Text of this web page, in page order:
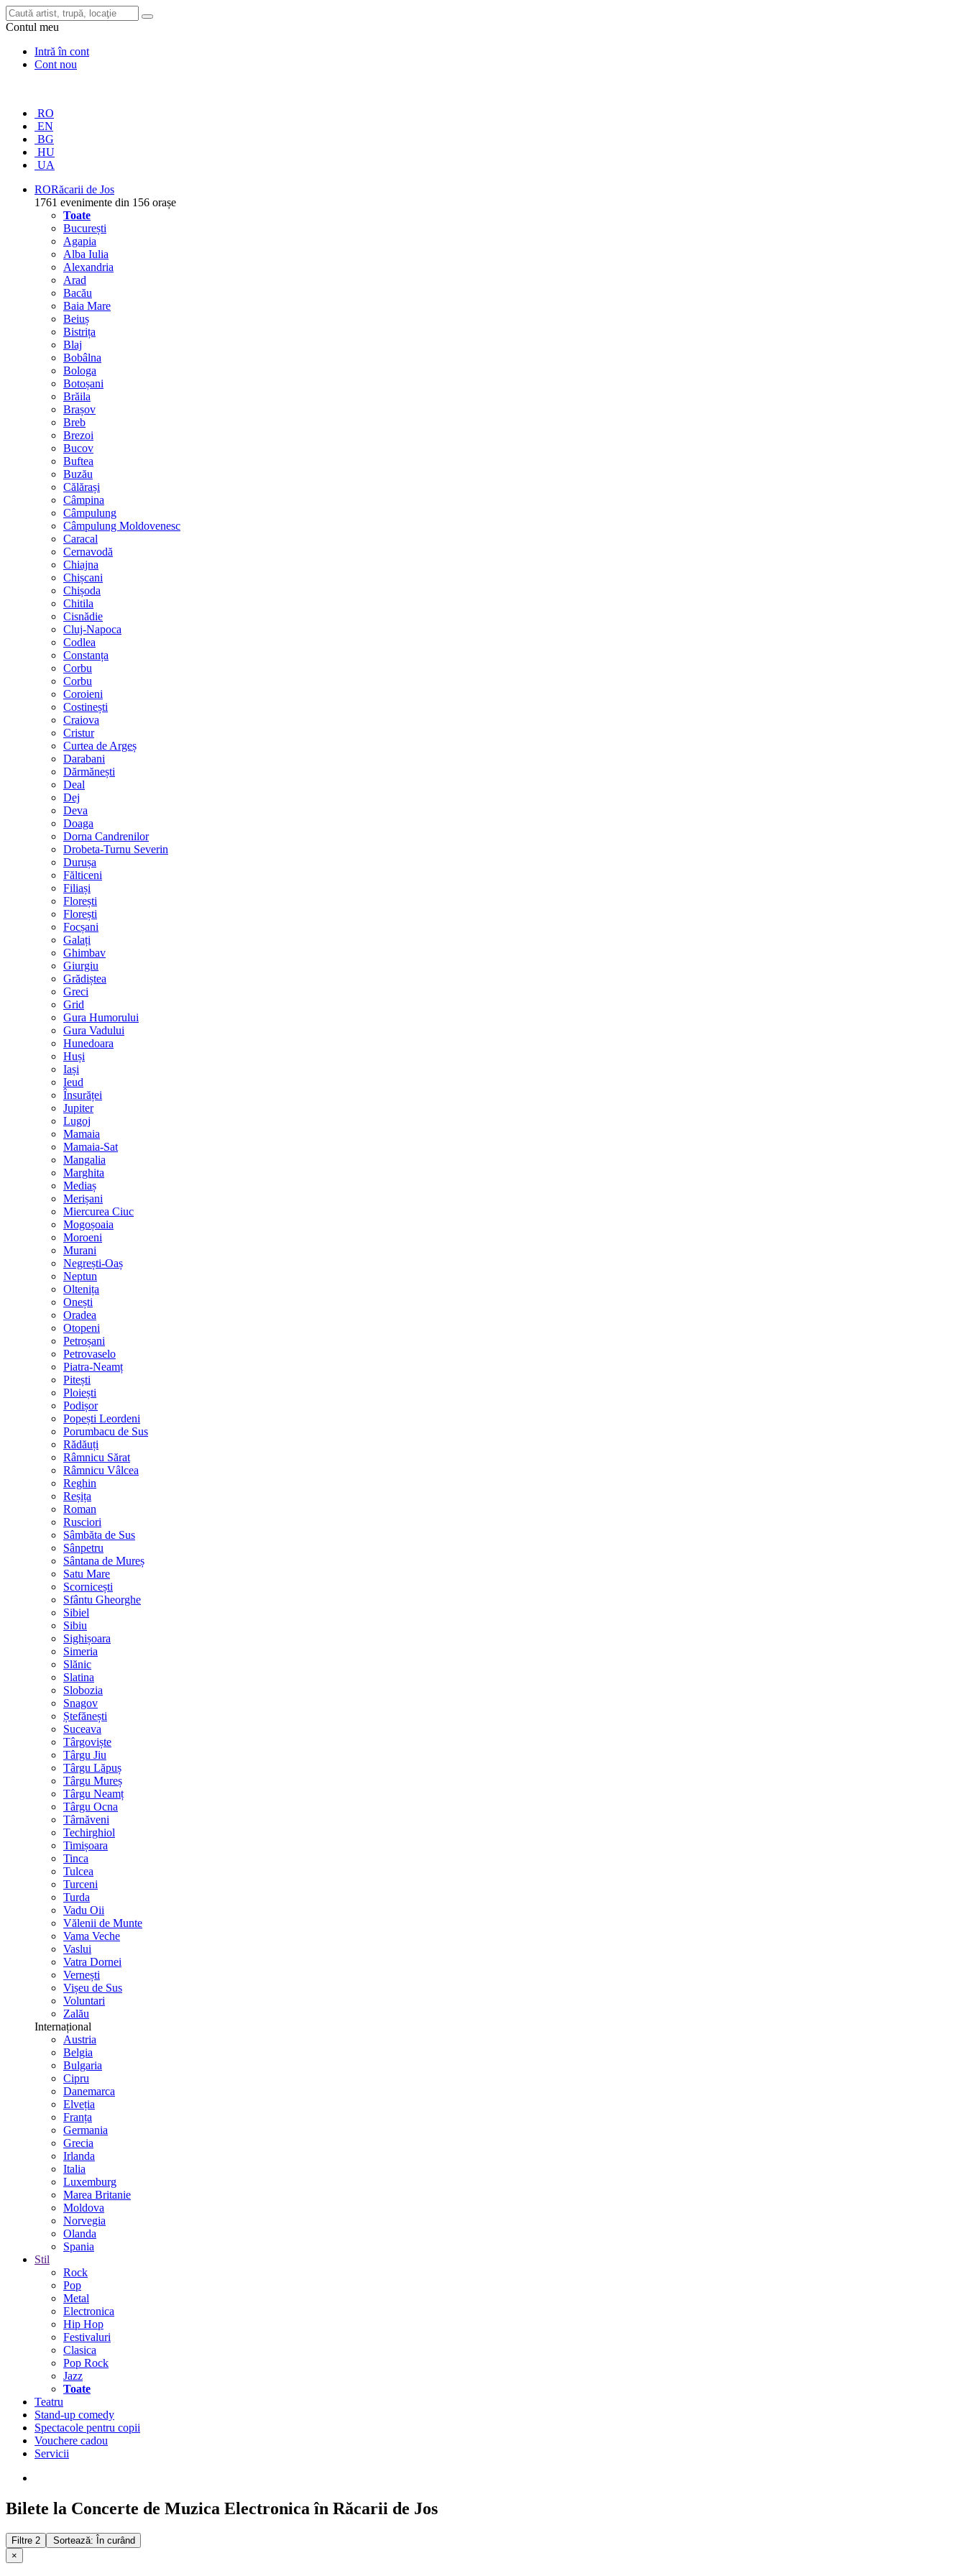
Contul meu
Intră în cont
Cont nou
RO
EN
BG
HU
UA
RORăcarii de Jos
1761 evenimente din 156 orașe
Toate
București
Agapia
Alba Iulia
Alexandria
Arad
Bacău
Baia Mare
Beiuș
Bistrița
Blaj
Bobâlna
Bologa
Botoșani
Brăila
Brașov
Breb
Brezoi
Bucov
Buftea
Buzău
Călărași
Câmpina
Câmpulung
Câmpulung Moldovenesc
Caracal
Cernavodă
Chiajna
Chișcani
Chișoda
Chitila
Cisnădie
Cluj-Napoca
Codlea
Constanța
Corbu
Corbu
Coroieni
Costinești
Craiova
Cristur
Curtea de Argeș
Darabani
Dărmănești
Deal
Dej
Deva
Doaga
Dorna Candrenilor
Drobeta-Turnu Severin
Durușa
Fălticeni
Filiași
Florești
Florești
Focșani
Galați
Ghimbav
Giurgiu
Grădiștea
Greci
Grid
Gura Humorului
Gura Vadului
Hunedoara
Huși
Iași
Ieud
Însurăței
Jupiter
Lugoj
Mamaia
Mamaia-Sat
Mangalia
Marghita
Mediaș
Merișani
Miercurea Ciuc
Mogoșoaia
Moroeni
Murani
Negrești-Oaș
Neptun
Oltenița
Onești
Oradea
Otopeni
Petroșani
Petrovaselo
Piatra-Neamț
Pitești
Ploiești
Podișor
Popești Leordeni
Porumbacu de Sus
Rădăuți
Râmnicu Sărat
Râmnicu Vâlcea
Reghin
Reșița
Roman
Rusciori
Sâmbăta de Sus
Sânpetru
Sântana de Mureș
Satu Mare
Scornicești
Sfântu Gheorghe
Sibiel
Sibiu
Sighișoara
Simeria
Slănic
Slatina
Slobozia
Snagov
Ștefănești
Suceava
Târgoviște
Târgu Jiu
Târgu Lăpuș
Târgu Mureș
Târgu Neamț
Târgu Ocna
Târnăveni
Techirghiol
Timișoara
Tinca
Tulcea
Turceni
Turda
Vadu Oii
Vălenii de Munte
Vama Veche
Vaslui
Vatra Dornei
Vernești
Vișeu de Sus
Voluntari
Zalău
Internațional
Austria
Belgia
Bulgaria
Cipru
Danemarca
Elveția
Franța
Germania
Grecia
Irlanda
Italia
Luxemburg
Marea Britanie
Moldova
Norvegia
Olanda
Spania
Stil
Rock
Pop
Metal
Electronica
Hip Hop
Festivaluri
Clasica
Pop Rock
Jazz
Toate
Teatru
Stand-up comedy
Spectacole pentru copii
Vouchere cadou
Servicii
Bilete la Concerte de Muzica Electronica în Răcarii de Jos
Filtre 2
Sortează: În curând
×